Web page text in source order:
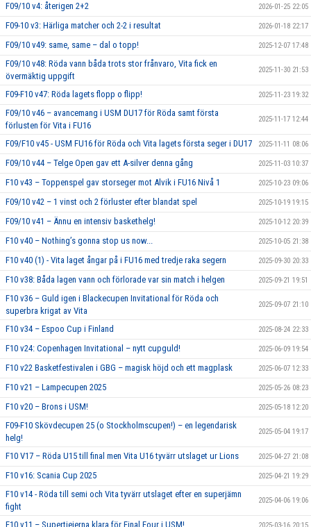
F09/10 v4: återigen 2+2 2026-01-25 22:05
F09-10 v3: Härliga matcher och 2-2 i resultat 2026-01-18 22:17
F09/10 v49: same, same – dal o topp! 2025-12-07 17:48
F09/10 v48: Röda vann båda trots stor frånvaro, Vita fick en
övermäktig uppgift
2025-11-30 21:53
F09-F10 v47: Röda lagets flopp o flipp! 2025-11-23 19:32
F09/10 v46 – avancemang i USM DU17 för Röda samt första
förlusten för Vita i FU16
2025-11-17 12:44
F09/F10 v45 - USM FU16 för Röda och Vita lagets första seger i DU17 2025-11-11 08:06
F09/10 v44 – Telge Open gav ett A-silver denna gång 2025-11-03 10:37
F10 v43 – Toppenspel gav storseger mot Alvik i FU16 Nivå 1 2025-10-23 09:06
F09/10 v42 – 1 vinst och 2 förluster efter blandat spel 2025-10-19 19:15
F09/10 v41 – Ännu en intensiv baskethelg! 2025-10-12 20:39
F10 v40 – Nothing’s gonna stop us now... 2025-10-05 21:38
F10 v40 (1) - Vita laget ångar på i FU16 med tredje raka segern 2025-09-30 20:33
F10 v38: Båda lagen vann och förlorade var sin match i helgen 2025-09-21 19:51
F10 v36 – Guld igen i Blackecupen Invitational för Röda och
superbra krigat av Vita
2025-09-07 21:10
F10 v34 – Espoo Cup i Finland 2025-08-24 22:33
F10 v24: Copenhagen Invitational – nytt cupguld! 2025-06-09 19:54
F10 v22 Basketfestivalen i GBG – magisk höjd och ett magplask 2025-06-07 12:33
F10 v21 – Lampecupen 2025 2025-05-26 08:23
F10 v20 – Brons i USM! 2025-05-18 12:20
F09-F10 Skövdecupen 25 (o Stockholmscupen!) – en legendarisk
helg!
2025-05-04 19:17
F10 V17 – Röda U15 till final men Vita U16 tyvärr utslaget ur Lions 2025-04-27 21:08
F10 v16: Scania Cup 2025 2025-04-21 19:29
F10 v14 - Röda till semi och Vita tyvärr utslaget efter en superjämn
fight
2025-04-06 19:06
F10 v11 – Supertjejerna klara för Final Four i USM!